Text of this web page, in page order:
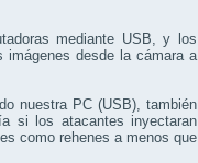
mediante USB, y los
desde la cámara a
nuestra PC (USB), también
si los atacantes inyectaran
como rehenes a menos que